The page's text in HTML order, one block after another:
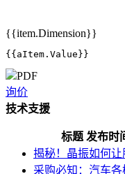
{{item.Dimension}}
{{aItem.Value}}
PDF
询价
技术支援
标题 发布时
揭秘！晶振如何让
采购必知：汽车